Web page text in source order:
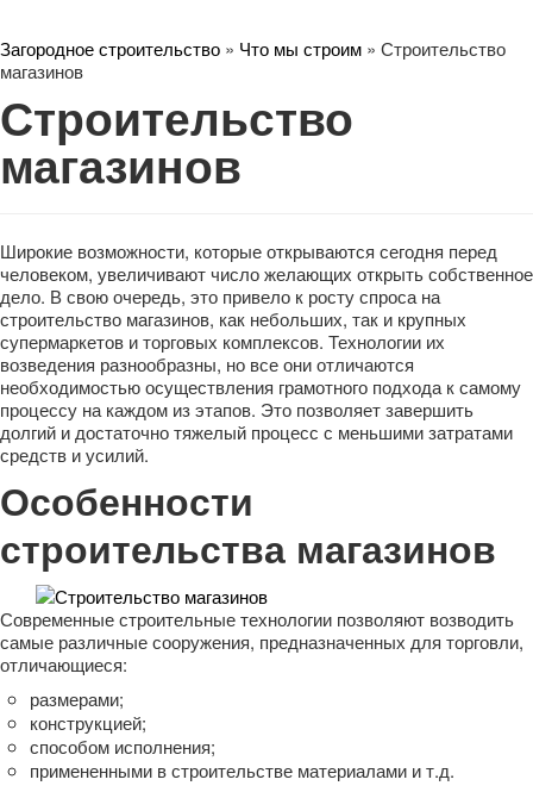
Загородное строительство » Что мы строим » Строительство
магазинов
Строительство
магазинов
Широкие возможности, которые открываются сегодня перед
человеком, увеличивают число желающих открыть собственное
дело. В свою очередь, это привело к росту спроса на
строительство магазинов, как небольших, так и крупных
супермаркетов и торговых комплексов. Технологии их
возведения разнообразны, но все они отличаются
необходимостью осуществления грамотного подхода к самому
процессу на каждом из этапов. Это позволяет завершить
долгий и достаточно тяжелый процесс с меньшими затратами
средств и усилий.
Особенности
строительства магазинов
Современные строительные технологии позволяют возводить
самые различные сооружения, предназначенных для торговли,
отличающиеся:
размерами;
конструкцией;
способом исполнения;
примененными в строительстве материалами и т.д.